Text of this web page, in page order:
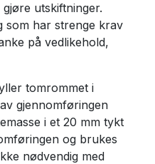
utskiftninger.
som har strenge krav
på vedlikehold,
tomrommet i
gjennomføringen
i et 20 mm tykt
og brukes
nødvendig med